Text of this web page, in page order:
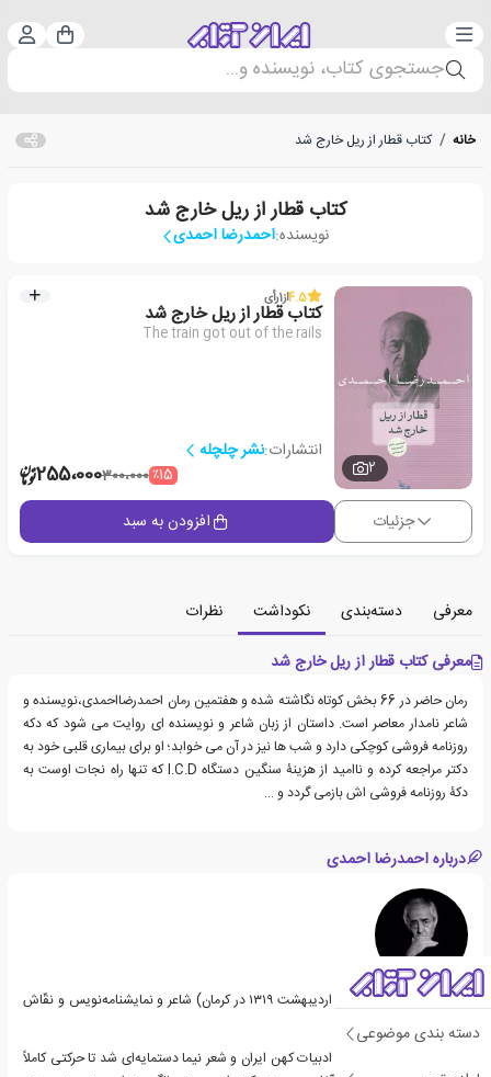
دسته‌بندی سبد
جستجوی کتاب، نویسنده و...
دسته بندی موضوعی
خانه / کتاب قطار از ریل خارج شد
کتاب قطار از ریل خارج شد
نویسنده:احمدرضا احمدی
2
4.5از1رأی
کتاب قطار از ریل خارج شد
The train got out of the rails
انتشارات:نشر چلچله
٪15300،000255،000
جزئیات افزودن به سبد
معرفی دسته‌بندی نکوداشت
نظرات
معرفی کتاب قطار از ریل خارج شد
رمان حاضر در 66 بخش کوتاه نگاشته شده و هفتمین رمان احمدرضااحمدی،نویسنده و
شاعر نامدار معاصر است. داستان از زبان شاعر و نویسنده ای روایت می شود که دکه
روزنامه فروشی کوچکی دارد و شب ها نیز در آن می خوابد؛ او برای بیماری قلبی خود به
دکتر مراجعه کرده و ناامید از هزینۀ سنگین دستگاه I.C.D که تنها راه نجات اوست به
دکۀ روزنامه فروشی اش بازمی گردد و …
درباره احمدرضا احمدی
احمدرضا احمدی (زاده ۳۰ اردیبهشت ۱۳۱۹ در کرمان) شاعر و نمایشنامه‌نویس و نقّاش
ایرانی است.
آشنایی عمیق او با شعر و ادبیات کهن ایران و شعر نیما دستمایه‌ای شد تا حرکتی کاملاً